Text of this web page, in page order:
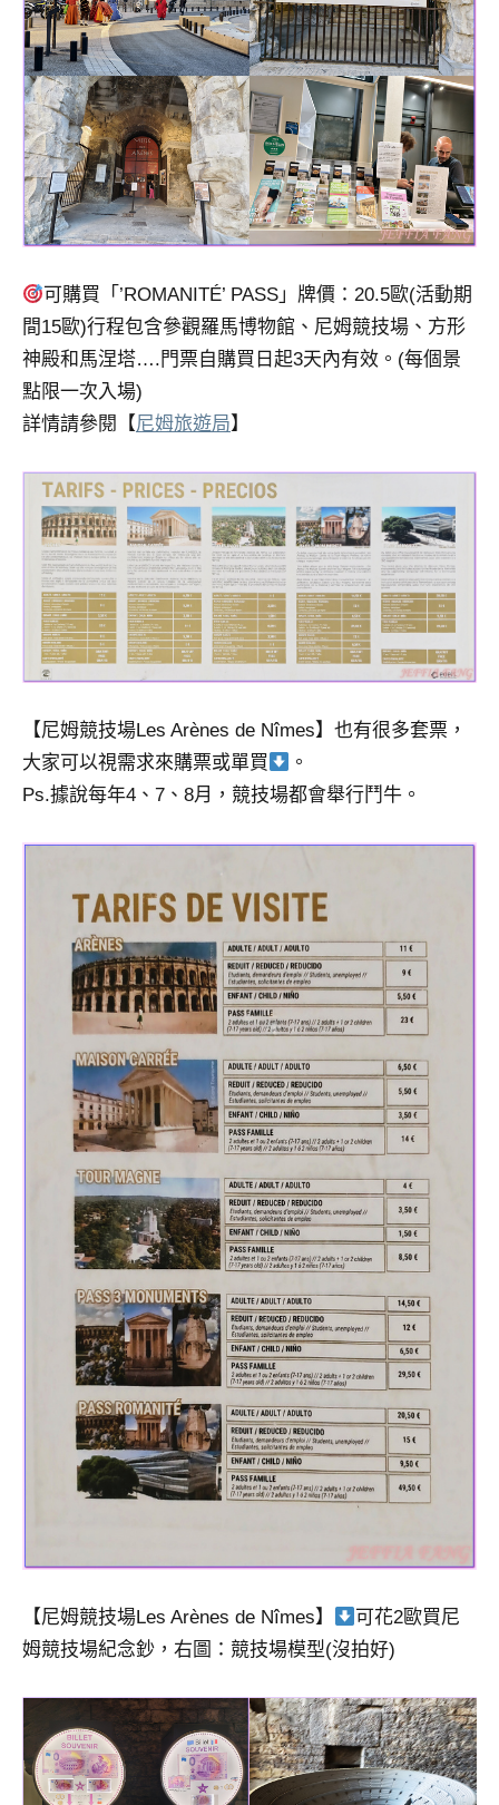
可購買「’ROMANITÉ’ PASS」牌價：20.5歐(活動期
間15歐)行程包含參觀羅馬博物館、尼姆競技場、方形
神殿和馬涅塔….門票自購買日起3天內有效。(每個景
點限一次入場)
詳情請參閱【尼姆旅遊局】
【尼姆競技場Les Arènes de Nîmes】也有很多套票，
大家可以視需求來購票或單買
。
Ps.據說每年4、7、8月，競技場都會舉行鬥牛。
【尼姆競技場Les Arènes de Nîmes】
可花2歐買尼
姆競技場紀念鈔，右圖：競技場模型(沒拍好)